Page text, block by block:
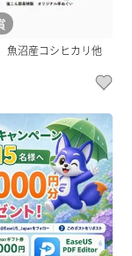
魚沼産コシヒカリ他